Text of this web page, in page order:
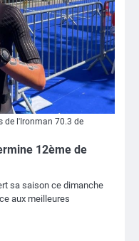
de l'Ironman 70.3 de
12ème de
sa saison ce dimanche
aux meilleures